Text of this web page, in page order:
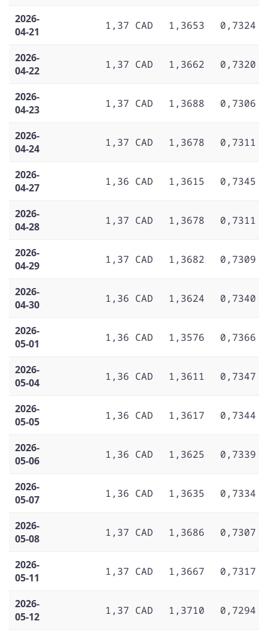
2026-
04-21
1,37 CAD 1,3653 0,7324
2026-
04-22
1,37 CAD 1,3662 0,7320
2026-
04-23
1,37 CAD 1,3688 0,7306
2026-
04-24
1,37 CAD 1,3678 0,7311
2026-
04-27
1,36 CAD 1,3615 0,7345
2026-
04-28
1,37 CAD 1,3678 0,7311
2026-
04-29
1,37 CAD 1,3682 0,7309
2026-
04-30
1,36 CAD 1,3624 0,7340
2026-
05-01
1,36 CAD 1,3576 0,7366
2026-
05-04
1,36 CAD 1,3611 0,7347
2026-
05-05
1,36 CAD 1,3617 0,7344
2026-
05-06
1,36 CAD 1,3625 0,7339
2026-
05-07
1,36 CAD 1,3635 0,7334
2026-
05-08
1,37 CAD 1,3686 0,7307
2026-
05-11
1,37 CAD 1,3667 0,7317
2026-
05-12
1,37 CAD 1,3710 0,7294